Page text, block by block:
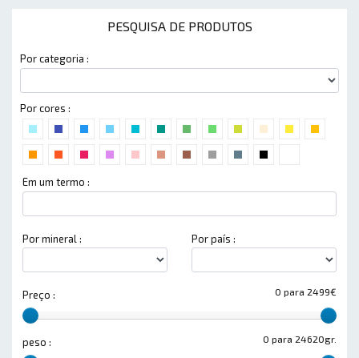
PESQUISA DE PRODUTOS
Por categoria :
Por cores :
Em um termo :
Por mineral : Por país :
0 para 2499€
Preço :
0 para 24620gr.
peso :